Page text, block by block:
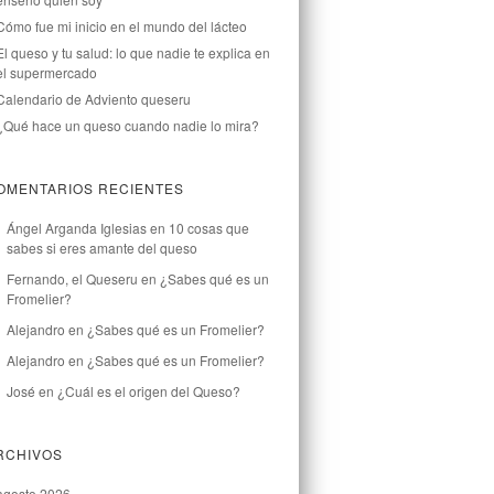
fue mi inicio en el mundo del lácteo
queso y tu salud: lo que nadie te explica en
supermercado
de Adviento queseru
hace un queso cuando nadie lo mira?
RECIENTES
Ángel Arganda Iglesiasen 10 cosas que
sabes si eres amante del queso
Fernando, el Queseru en ¿Sabes qué es un
Fromelier?
Alejandro en ¿Sabes qué es un Fromelier?
Alejandro en ¿Sabes qué es un Fromelier?
José en ¿Cuál es el origen del Queso?